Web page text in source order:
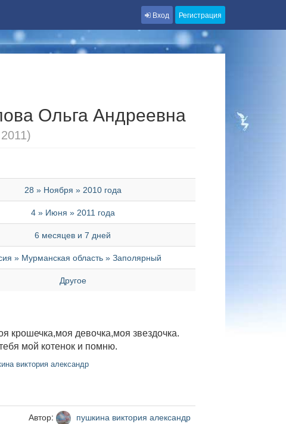
Вход Регистрация
Ольга Андреевна
28 » Ноября » 2010 года
4 » Июня » 2011 года
6 месяцев и 7 дней
» Мурманская область » Заполярный
Другое
крошечка,моя девочка,моя звездочка.
мой котенок и помню.
виктория александр
Автор: пушкина виктория александр